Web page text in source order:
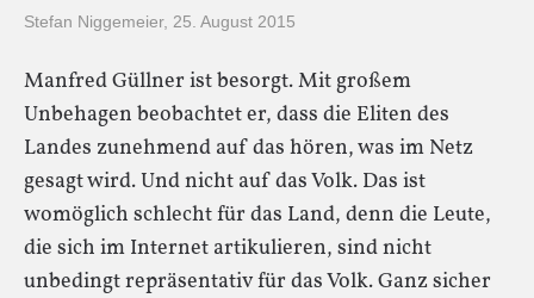
Stefan Niggemeier, 25. August 2015
Manfred Güllner ist besorgt. Mit großem
Unbehagen beobachtet er, dass die Eliten des
Landes zunehmend auf das hören, was im Netz
gesagt wird. Und nicht auf das Volk. Das ist
womöglich schlecht für das Land, denn die Leute,
die sich im Internet artikulieren, sind nicht
unbedingt repräsentativ für das Volk. Ganz sicher